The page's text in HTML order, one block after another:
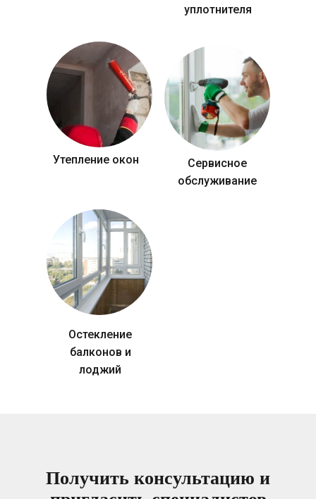
уплотнителя
Утепление окон
Сервисное
обслуживание
Остекление
балконов и
лоджий
Получить консультацию и